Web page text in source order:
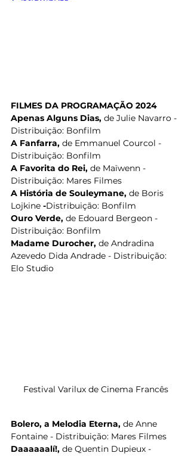
FILMES DA PROGRAMAÇÃO 2024
Apenas Alguns Dias, de Julie Navarro -
Distribuição: Bonfilm
A Fanfarra, de Emmanuel Courcol -
Distribuição: Bonfilm
A Favorita do Rei, de Maïwenn -
Distribuição: Mares Filmes
A História de Souleymane, de Boris
Lojkine -Distribuição: Bonfilm
Ouro Verde, de Edouard Bergeon -
Distribuição: Bonfilm
Madame Durocher, de Andradina
Azevedo Dida Andrade - Distribuição:
Elo Studio
Festival Varilux de Cinema Francês
Bolero, a Melodia Eterna, de Anne
Fontaine - Distribuição: Mares Filmes
Daaaaaalí!, de Quentin Dupieux -